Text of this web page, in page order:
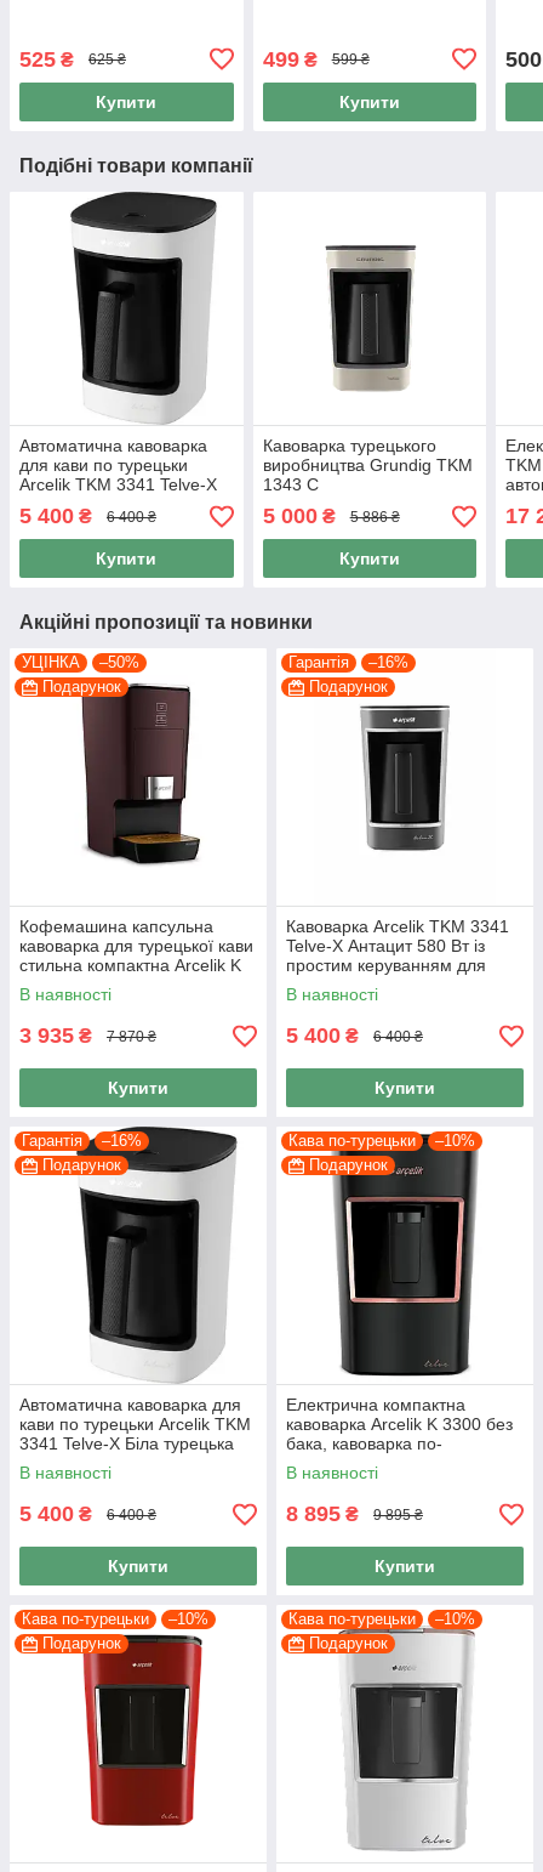
525 ₴ 625 ₴
Купити
499₴ 599 ₴
Купити
500
Подібні товари компанії
Автоматична кавоварка
для кави по турецьки
Arcelik TKM 3341 Telve-X
Біла турецька кавомашина
5 400 ₴ 6 400 ₴
Купити
Кавоварка турецького
виробництва Grundig TKM
1343 C
5 000₴ 5 886 ₴
Купити
офіс
17
Акційні пропозиції та новинки
УЦІНКА
–50%
Подарунок
Кофемашина капсульна
кавоварка для турецької кави
стильна компактна Arcelik K
3500 Б/У Grida
В наявності
3 935 ₴ 7 870 ₴
Купити
Гарантія
–16%
Подарунок
Кавоварка Arcelik TKM 3341
Telve-X Антацит 580 Вт із
простим керуванням для
дому та офісу
В наявності
5 400 ₴ 6 400 ₴
Купити
Гарантія
–16%
Подарунок
Автоматична кавоварка для
кави по турецьки Arcelik TKM
3341 Telve-X Біла турецька
кавомашина
В наявності
5 400 ₴ 6 400 ₴
Купити
Кава по-турецьки
–10%
Подарунок
Електрична компактна
кавоварка Arcelik K 3300 без
бака, кавоварка по-
стамбульськи
В наявності
8 895 ₴ 9 895 ₴
Купити
Кава по-турецьки
–10%
Подарунок
Кава по-турецьки
–10%
Подарунок